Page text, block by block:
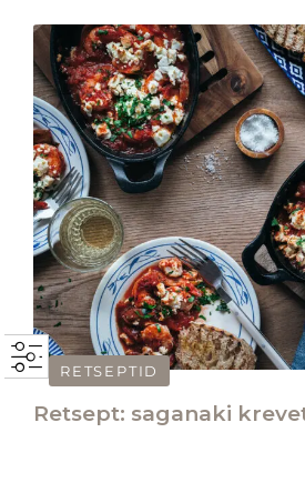
RETSEPTID
Retsept: saganaki